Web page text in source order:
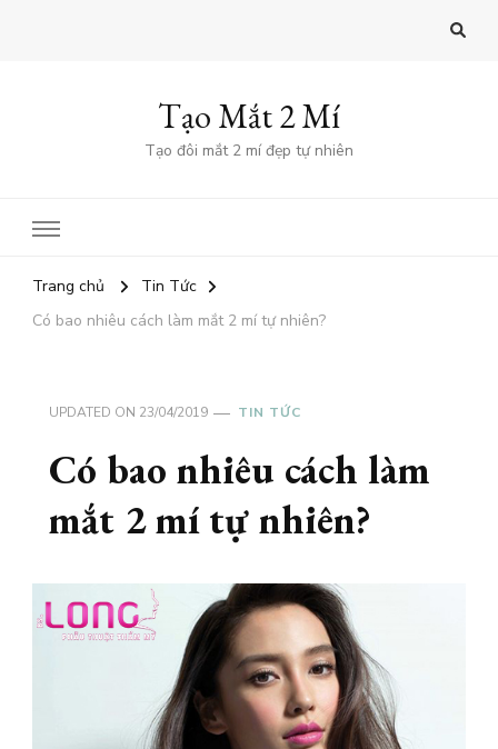
Tạo Mắt 2 Mí
Tạo đôi mắt 2 mí đẹp tự nhiên
Trang chủ
Tin Tức
Có bao nhiêu cách làm mắt 2 mí tự nhiên?
UPDATED ON 23/04/2019 TIN TỨC
Có bao nhiêu cách làm
mắt 2 mí tự nhiên?